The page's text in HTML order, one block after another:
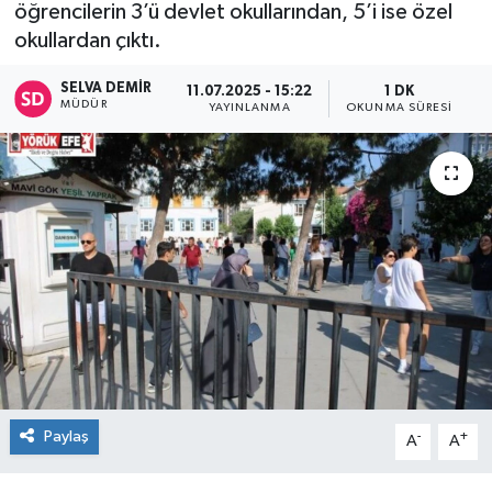
öğrencilerin 3’ü devlet okullarından, 5’i ise özel
okullardan çıktı.
SELVA DEMIR
MÜDÜR
11.07.2025 - 15:22
YAYINLANMA
1 DK
OKUNMA SÜRESI
Paylaş A- A+